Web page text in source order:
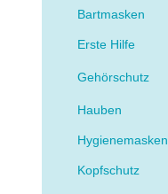
Bartmasken
Erste Hilfe
Gehörschutz
Hauben
Hygienemasken
Kopfschutz